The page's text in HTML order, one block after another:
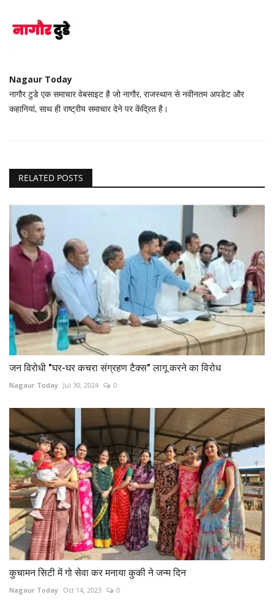
Nagaur Today
नागौर टुडे एक समाचार वेबसाइट है जो नागौर, राजस्थान से नवीनतम अपडेट और
कहानियां, साथ ही राष्ट्रीय समाचार देने पर केंद्रित है।
RELATED POSTS
जन विरोधी "घर-घर कचरा संग्रहण टैक्स" लागू करने का विरोध
Nagaur Today Jul 30, 2024 0
कुचामन सिटी में गो सेवा कर मनाया कुकी ने जन्म दिन
Nagaur Today Oct 14, 2023 0